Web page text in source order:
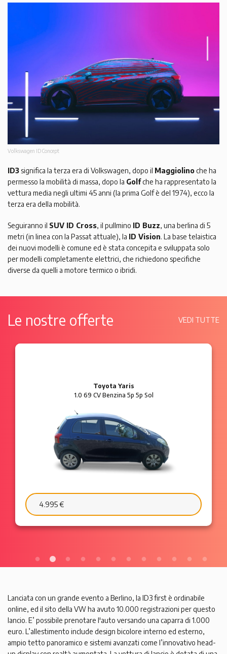
Volkswagen ID Concept
ID3significa la terza era di Volkswagen, dopo il Maggiolinoche ha
permesso la mobilità di massa, dopo la Golfche ha rappresentato la
vettura media negli ultimi 45 anni (la prima Golf è del 1974), ecco la
terza era della mobilità.
Seguiranno il SUV ID Cross, il pullmino ID Buzz, una berlina di 5
metri (in linea con la Passat attuale), la ID Vision. La base telaistica
dei nuovi modelli è comune ed è stata concepita e sviluppata solo
per modelli completamente elettrici, che richiedono specifiche
diverse da quelli a motore termico o ibridi.
Le nostre offerte VEDI TUTTE
Toyota Yaris
1.0 69 CV Benzina 5p 5p Sol
4.995 €
Lanciata con un grande evento a Berlino, la ID3 first è ordinabile
online, ed il sito della VW ha avuto 10.000 registrazioni per questo
lancio. E’ possibile prenotare l'auto versando una caparra di 1.000
euro. L’allestimento include design bicolore interno ed esterno,
ampio tetto panoramico e sistemi avanzati come l’innovativo head-